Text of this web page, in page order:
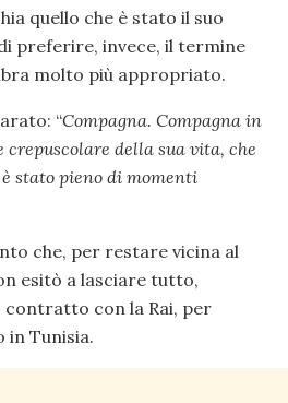
quello che è stato il suo
preferire, invece, il termine
molto più appropriato.
“Compagna. Compagna in
della sua vita, che
stato pieno di momenti
che, per restare vicina al
esitò a lasciare tutto,
con la Rai, per
in Tunisia.